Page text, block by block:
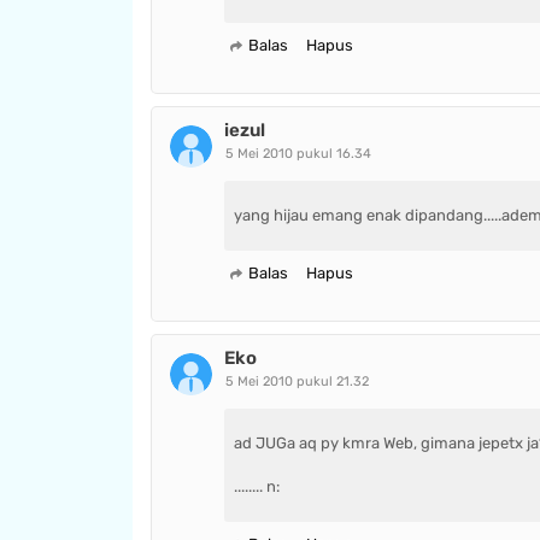
Balas Hapus
iezul
5 Mei 2010 pukul 16.34
yang hijau emang enak
Balas Hapus
Eko
5 Mei 2010 pukul 21.32
ad JUGa aq py kmra Web, gimana jepetx
........ n: